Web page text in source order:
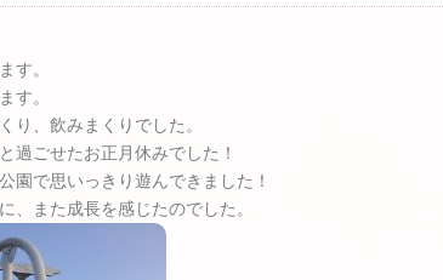
す。
す。
り、飲みまくりでした。
過ごせたお正月休みでした！
園で思いっきり遊んできました！
、また成長を感じたのでした。